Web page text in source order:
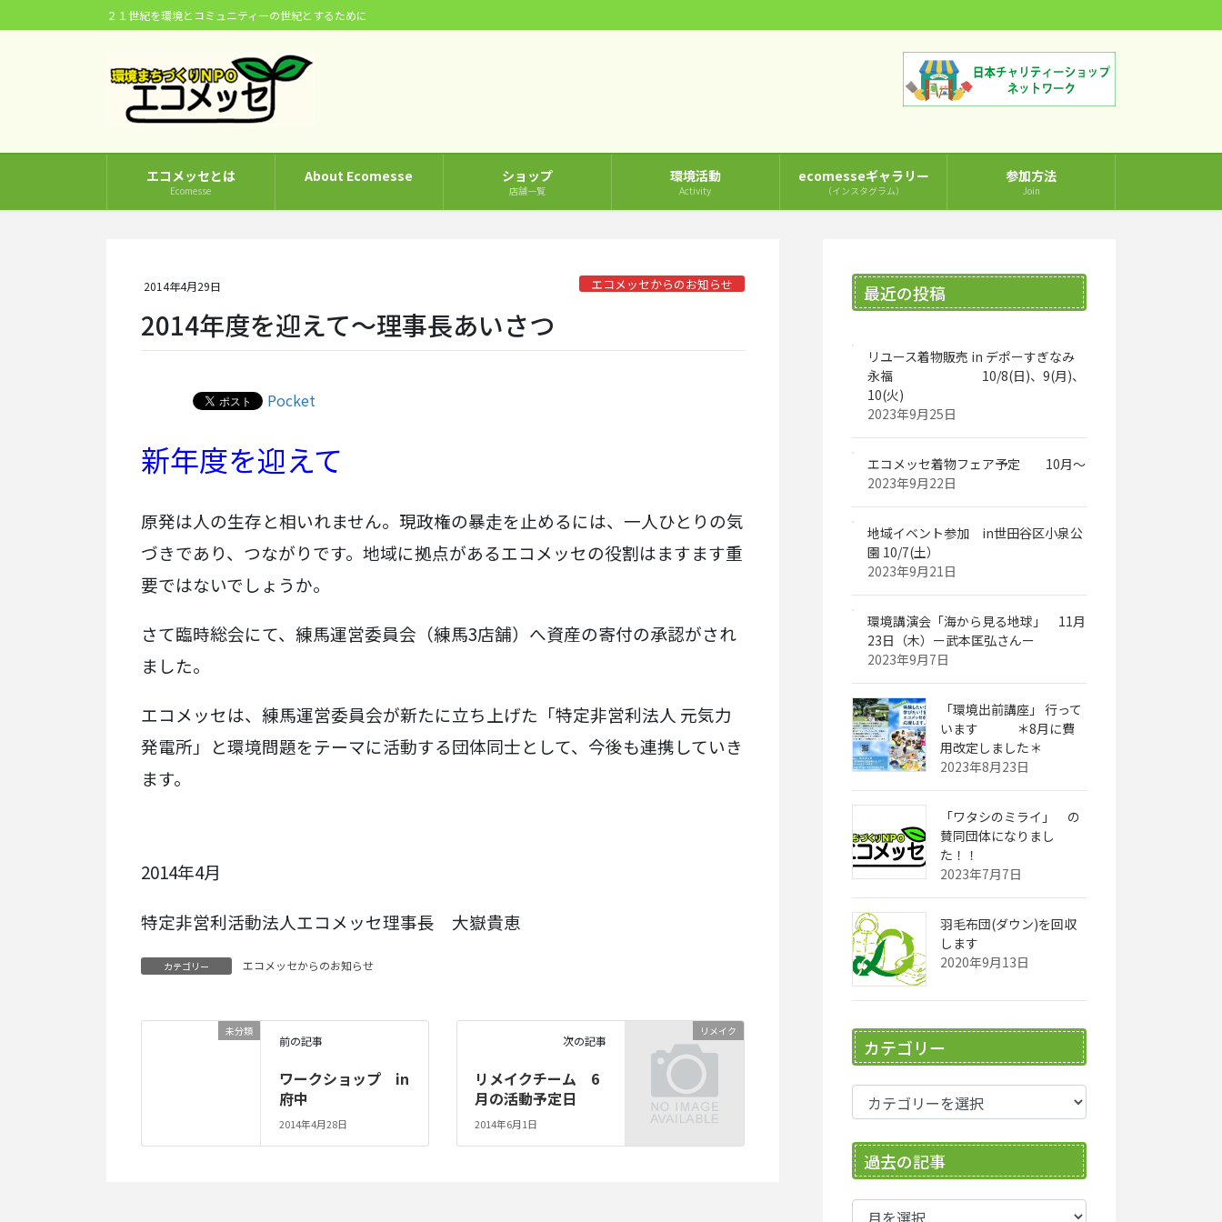
ン
ビ
動
２１世紀を環境とコミュニティーの世紀とするために
エコメッセとは
Ecomesse
About Ecomesse ショップ
店舗一覧
環境活動
Activity
ecomesseギャラリー
（インスタグラム）
参加方法
Join
2014年4月29日 エコメッセからのお知らせ
2014年度を迎えて～理事長あいさつ
Pocket
新年度を迎えて
原発は人の生存と相いれません。現政権の暴走を止めるには、一人ひとりの気
づきであり、つながりです。地域に拠点があるエコメッセの役割はますます重
要ではないでしょうか。
さて臨時総会にて、練馬運営委員会（練馬3店舗）へ資産の寄付の承認がされ
ました。
エコメッセは、練馬運営委員会が新たに立ち上げた「特定非営利法人 元気力
発電所」と環境問題をテーマに活動する団体同士として、今後も連携していき
ます。
2014年4月
特定非営利活動法人エコメッセ理事長 大嶽貴恵
カテゴリー エコメッセからのお知らせ
未分類
前の記事
ワークショップ in
府中
2014年4月28日
リメイク
次の記事
リメイクチーム 6
月の活動予定日
2014年6月1日
最近の投稿
リユース着物販売 in デポーすぎなみ
永福 10/8(日)、9(月)、
10(火)
2023年9月25日
エコメッセ着物フェア予定 10月～
2023年9月22日
地域イベント参加 in世田谷区小泉公
園 10/7(土）
2023年9月21日
環境講演会「海から見る地球」 11月
23日（木）ー武本匡弘さんー
2023年9月7日
「環境出前講座」 行って
います ＊8月に費
用改定しました＊
2023年8月23日
「ワタシのミライ」 の
賛同団体になりまし
た！！
2023年7月7日
羽毛布団(ダウン)を回収
します
2020年9月13日
カテゴリー
カ
テ
ゴ
リ
ー
過去の記事
過